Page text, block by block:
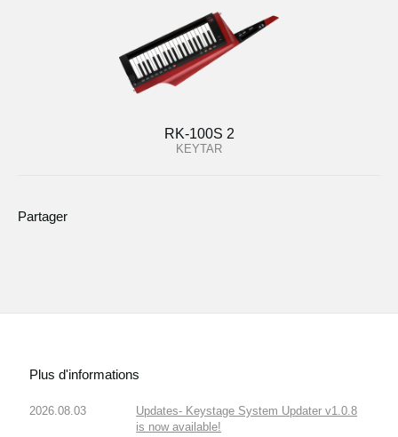
RK-100S 2
KEYTAR
Partager
Plus d'informations
2026.08.03
Updates- Keystage System Updater v1.0.8
is now available!